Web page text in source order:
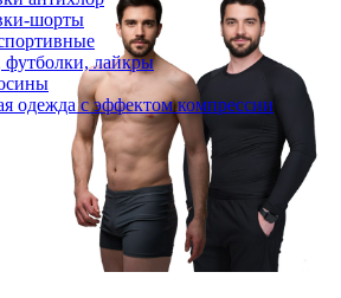
шорты
лайкры
одежда с эффектом компрессии